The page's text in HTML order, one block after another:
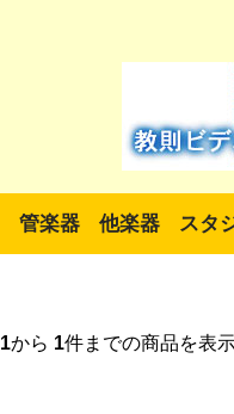
管楽器 他楽器 スタ
1から 1件までの商品を表示